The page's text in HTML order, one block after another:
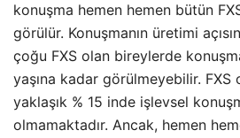
konuşma hemen hemen bütün
görülür. Konuşmanın üretimi
çoğu FXS olan bireylerde
yaşına kadar görülmeyebilir. FXS
yaklaşık % 15 inde işlevsel
olmamaktadır. Ancak, hemen